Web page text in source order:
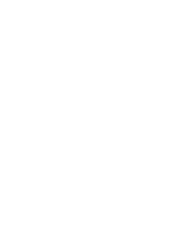
со
по времени
в формировании